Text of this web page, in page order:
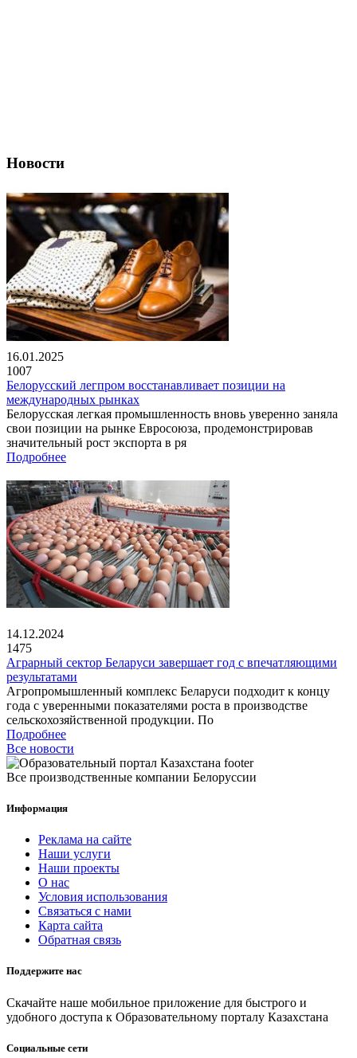
Новости
16.01.2025
1007
Белорусский легпром восстанавливает позиции на
международных рынках
Белорусская легкая промышленность вновь уверенно заняла
свои позиции на рынке Евросоюза, продемонстрировав
значительный рост экспорта в ря
Подробнее
14.12.2024
1475
Аграрный сектор Беларуси завершает год с впечатляющими
результатами
Агропромышленный комплекс Беларуси подходит к концу
года с уверенными показателями роста в производстве
сельскохозяйственной продукции. По
Подробнее
Все новости
Все производственные компании Белоруссии
Информация
Реклама на сайте
Наши услуги
Наши проекты
О нас
Условия использования
Связаться с нами
Карта сайта
Обратная связь
Поддержите нас
Скачайте наше мобильное приложение для быстрого и
удобного доступа к Образовательному порталу Казахстана
Социальные сети